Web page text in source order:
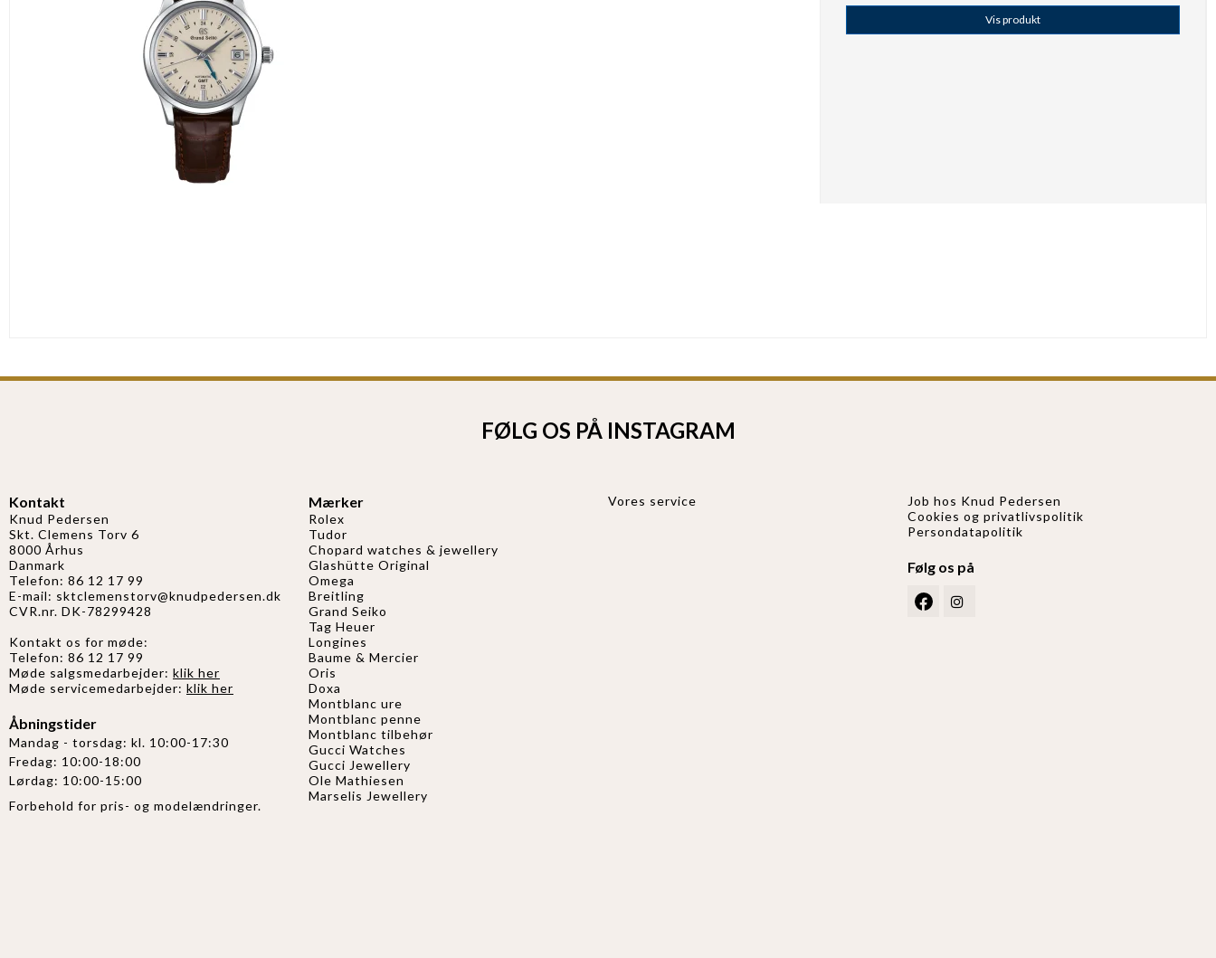
Vis produkt
FØLG OS PÅ INSTAGRAM
Kontakt
Knud Pedersen
Skt. Clemens Torv 6
8000 Århus
Danmark
Telefon: 86 12 17 99
E-mail: sktclemenstorv@knudpedersen.dk
CVR.nr. DK-78299428
Kontakt os for møde:
Telefon: 86 12 17 99
Møde salgsmedarbejder: klik her
Møde servicemedarbejder: klik her
Åbningstider
Mandag - torsdag: kl. 10:00-17:30
Fredag: 10:00-18:00
Lørdag: 10:00-15:00
Forbehold for pris- og modelændringer.
Mærker
Rolex
Tudor
Chopard watches & jewellery
Glashütte Original
Omega
Breitling
Grand Seiko
Tag Heuer
Longines
Baume & Mercier
Oris
Doxa
Montblanc ure
Montblanc penne
Montblanc tilbehør
Gucci Watches
Gucci Jewellery
Ole Mathiesen
Marselis Jewellery
Vores service
Job hos Knud Pedersen
Cookies og privatlivspolitik
Persondatapolitik
Følg os på